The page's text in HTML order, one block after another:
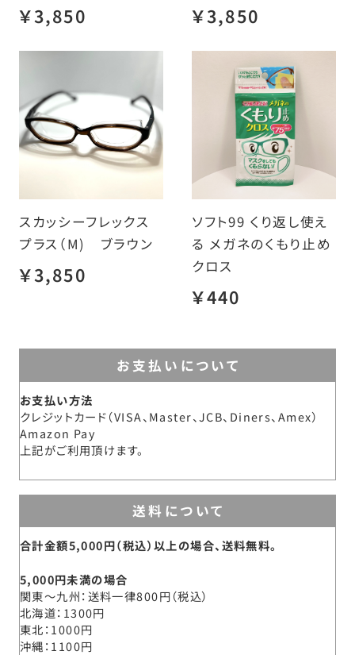
￥3,850 ￥3,850
スカッシーフレックス
プラス（M) ブラウン
￥3,850
ソフト99 くり返し使え
る メガネのくもり止め
クロス
￥440
お支払いについて
お支払い方法
クレジットカード（VISA、Master、JCB、Diners、Amex）
Amazon Pay
上記がご利用頂けます。
送料について
合計金額5,000円（税込）以上の場合、送料無料。
5,000円未満の場合
関東～九州 送料一律800円（税込）
北海道 1300円
東北 1000円
沖縄 1100円